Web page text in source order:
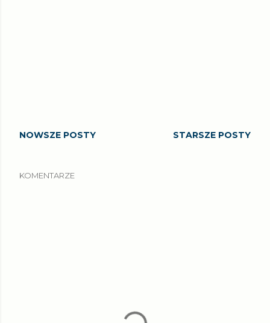
NOWSZE POSTY STARSZE POSTY
KOMENTARZE